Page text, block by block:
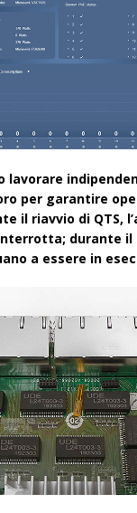
lavorare
per garantire
il riavvio di QTS,
interrotta; durante il
a essere in